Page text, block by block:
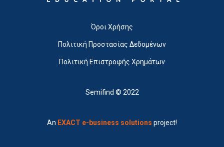
Όροι Χρήσης
Πολιτική Προστασίας Δεδομένων
Πολιτική Επιστροφής Χρημάτων
Semifind © 2022
An EXACT e-business solutions project!